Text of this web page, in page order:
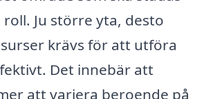
Ju större yta, desto
krävs för att utföra
Det innebär att
att variera beroende på